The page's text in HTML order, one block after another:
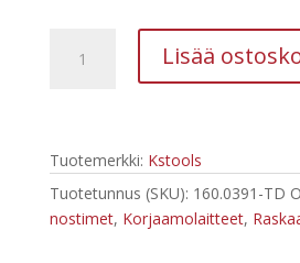
Kumitallat
4
kpl
sarja
Lisää
Tuotemerkki: Kstools
Tuotetunnus (SKU): 160.0391-TD
nostimet, Korjaamolaitteet,